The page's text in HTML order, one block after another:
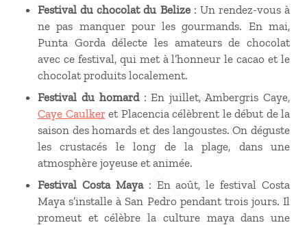
Festival du chocolat du Belize: Un rendez-vous à
ne pas manquer pour les gourmands. En mai,
Punta Gorda délecte les amateurs de chocolat
avec ce festival, qui met à l’honneur le cacao et le
chocolat produits localement.
Festival du homard: En juillet, Ambergris Caye,
Caye Caulkeret Placencia célèbrent le début de la
saison des homards et des langoustes. On déguste
les crustacés le long de la plage, dans une
atmosphère joyeuse et animée.
Festival Costa Maya: En août, le festival Costa
Maya s’installe à San Pedro pendant trois jours. Il
promeut et célèbre la culture maya dans une